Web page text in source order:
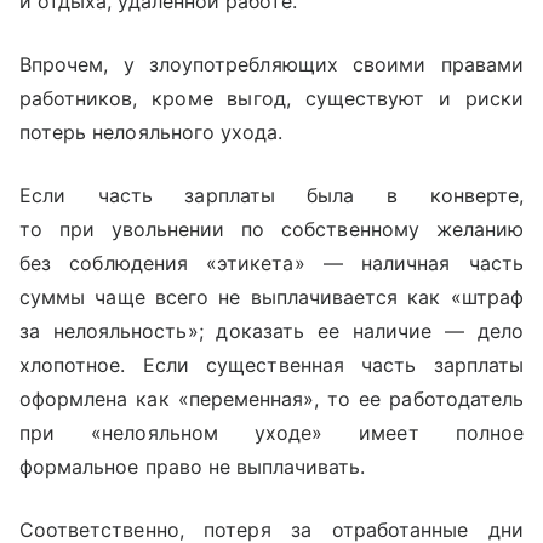
Впрочем, у злоупотребляющих своими правами
работников, кроме выгод, существуют и риски
потерь нелояльного ухода.
Если часть зарплаты была в конверте,
то при увольнении по собственному желанию
без соблюдения «этикета» — наличная часть
суммы чаще всего не выплачивается как «штраф
за нелояльность»; доказать ее наличие — дело
хлопотное. Если существенная часть зарплаты
оформлена как «переменная», то ее работодатель
при «нелояльном уходе» имеет полное
формальное право не выплачивать.
Соответственно, потеря за отработанные дни